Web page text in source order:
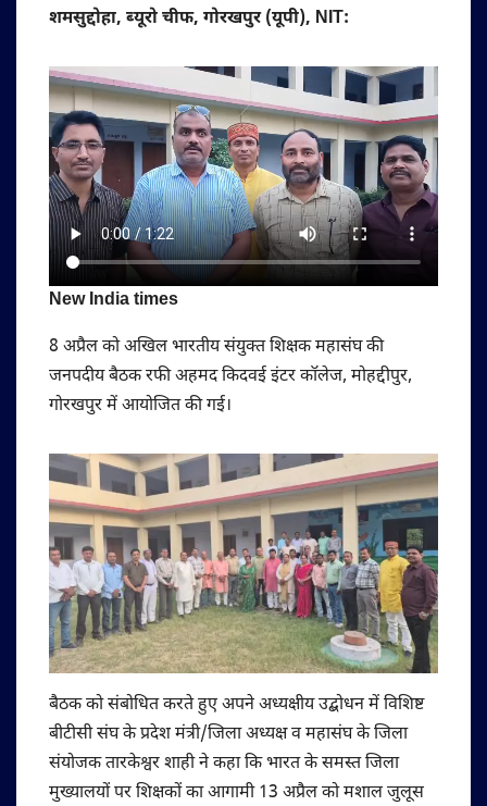
शमसुद्दोहा, ब्यूरो चीफ, गोरखपुर (यूपी), NIT:
New India times
8 अप्रैल को अखिल भारतीय संयुक्त शिक्षक महासंघ की
जनपदीय बैठक रफी अहमद किदवई इंटर कॉलेज, मोहद्दीपुर,
गोरखपुर में आयोजित की गई।
बैठक को संबोधित करते हुए अपने अध्यक्षीय उद्बोधन में विशिष्ट
बीटीसी संघ के प्रदेश मंत्री/जिला अध्यक्ष व महासंघ के जिला
संयोजक तारकेश्वर शाही ने कहा कि भारत के समस्त जिला
मुख्यालयों पर शिक्षकों का आगामी 13 अप्रैल को मशाल जुलूस